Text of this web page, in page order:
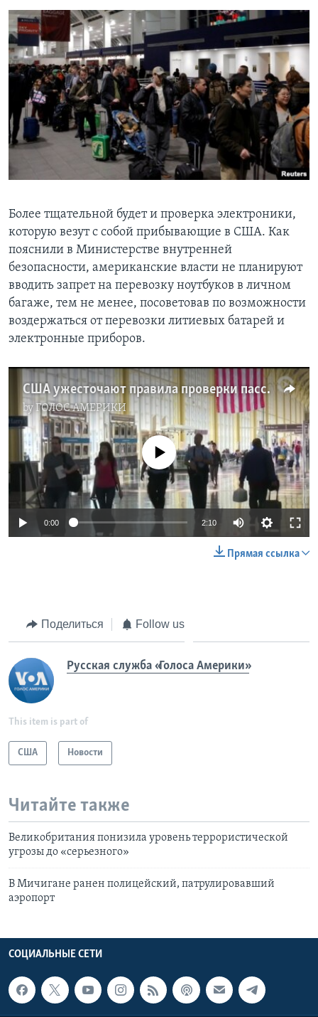
Более тщательной будет и проверка электроники,
которую везут с собой прибывающие в США. Как
пояснили в Министерстве внутренней
безопасности, американские власти не планируют
вводить запрет на перевозку ноутбуков в личном
багаже, тем не менее, посоветовав по возможности
воздержаться от перевозки литиевых батарей и
электронные приборов.
США ужесточают правила проверки пассажиров в аэропортах
byГОЛОС АМЕРИКИ
No media source currently available
0:00 2:10
Прямая ссылка
Поделиться Follow us
Русская служба «Голоса Америки»
This item is part of
США Новости
Читайте также
Великобритания понизила уровень террористической
угрозы до «серьезного»
В Мичигане ранен полицейский, патрулировавший
аэропорт
СОЦИАЛЬНЫЕ СЕТИ